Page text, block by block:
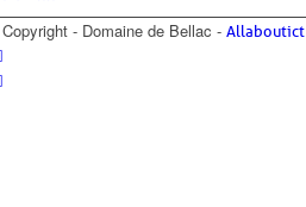
- Domaine de Bellac - Allaboutict